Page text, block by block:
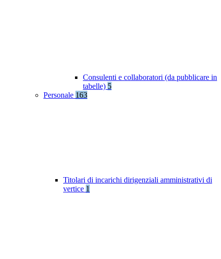
Consulenti e collaboratori (da pubblicare in
tabelle) 5
Personale 163
Titolari di incarichi dirigenziali amministrativi di
vertice 1